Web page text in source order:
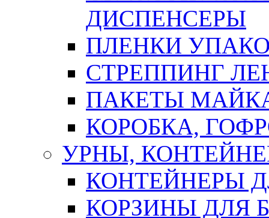
ДИСПЕНСЕРЫ
ПЛЕНКИ
СТРЕППИНГ
ПАКЕТЫ
КОРОБКА,
УРНЫ,
КОНТЕЙНЕРЫ
КОРЗИНЫ ДЛЯ